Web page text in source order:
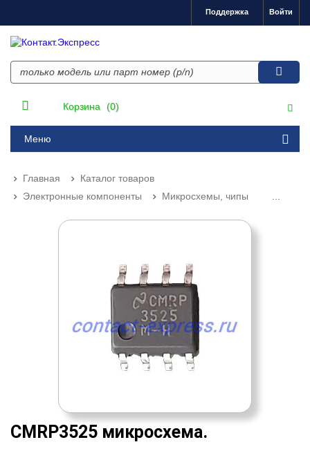
Войти
Поддержка
Корзина (0)
Меню
Главная
Каталог товаров
Электронные компоненты
Микросхемы, чипы
CMRP3525 микросхема.